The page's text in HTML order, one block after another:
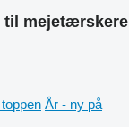
til mejetærskere
År - ny på